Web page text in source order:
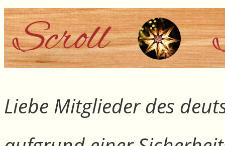
Liebe Mitglieder des